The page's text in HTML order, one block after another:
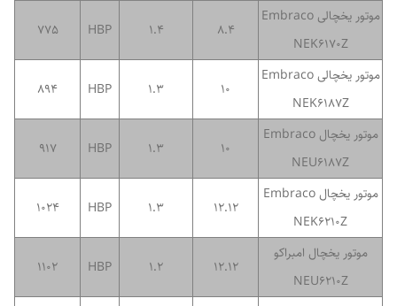
موتور یخچالی Embraco
NEK6170Z
8.4
1.4
HBP
775
موتور یخچالی Embraco
NEK6187Z
10
1.3
HBP
894
موتور یخچال Embraco
NEU6187Z
10
1.3
HBP
917
موتور یخچال Embraco
NEK6210Z
12.12
1.3
HBP
1024
موتور یخچال امبراکو
NEU6210Z
12.12
1.2
HBP
1102